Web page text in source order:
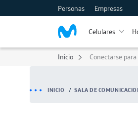
Personas Empresas
Celulares
Inicio Conectarse
INICIO SALA DE